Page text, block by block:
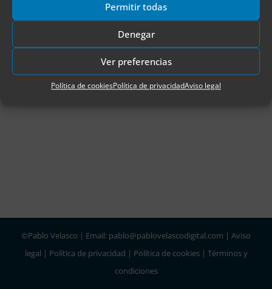
Permitir todas
Denegar
Ver preferencias
Política de cookiesPolítica de privacidadAviso legal
Este panel está cerrado actualmente
©Pablo Velasco | Email: pablo@pablovelascodigital.com | Aviso
legal | Política de privacidad | Política de cookies| Términos y
condiciones